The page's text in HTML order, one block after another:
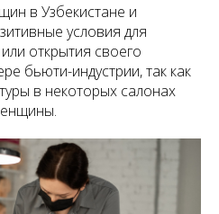
в Узбекистане и
условия для
открытия своего
бьюти-индустрии, так как
в некоторых салонах